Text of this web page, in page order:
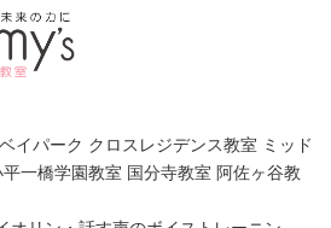
イパーク クロスレジデンス教室 ミッド
一橋学園教室 国分寺教室 阿佐ヶ谷教